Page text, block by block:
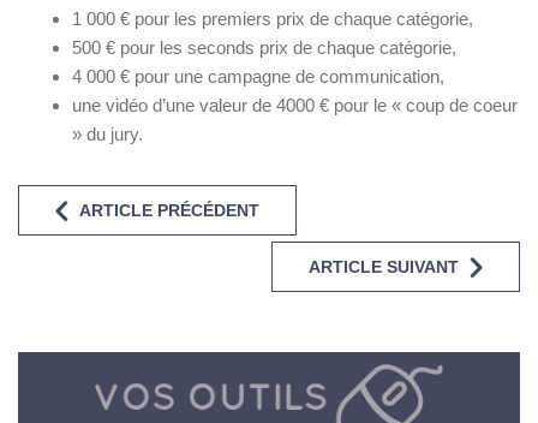
1 000 € pour les premiers prix de chaque catégorie,
500 € pour les seconds prix de chaque catégorie,
4 000 € pour une campagne de communication,
une vidéo d’une valeur de 4000 € pour le « coup de coeur
» du jury.
ARTICLE PRÉCÉDENT
ARTICLE SUIVANT